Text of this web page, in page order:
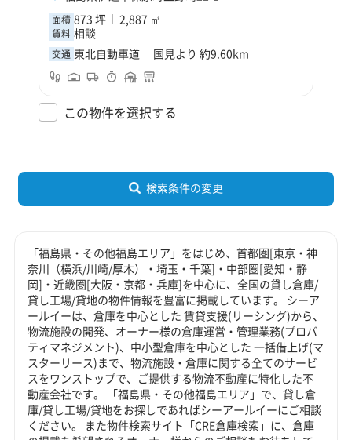
面積 873 坪 2,887 ㎡
賃料 相談
交通 東北自動車道 国見より 約9.60km
この物件を選択する
検索条件の変更
「福島県・その他福島エリア」をはじめ、首都圏[東京・神
奈川（横浜/川崎/厚木）・埼玉・千葉]・中部圏[愛知・静
岡]・近畿圏[大阪・京都・兵庫]を中心に、全国の貸し倉庫/
貸し工場/貸地の物件情報を豊富に掲載しています。 シーア
ールイーは、倉庫を中心とした 賃貸支援(リーシング)から、
物流施設の開発、オーナー様の倉庫運営・管理業務(プロパ
ティマネジメント)、中小型倉庫を中心とした 一括借上げ(マ
スターリース)まで、物流施設・倉庫に関する全てのサービ
スをワンストップで、ご提供する物流不動産に特化した不
動産会社です。 「福島県・その他福島エリア」で、貸し倉
庫/貸し工場/貸地をお探しであればシーアールイーにご相談
ください。 また物件検索サイト「CRE倉庫検索」に、倉庫